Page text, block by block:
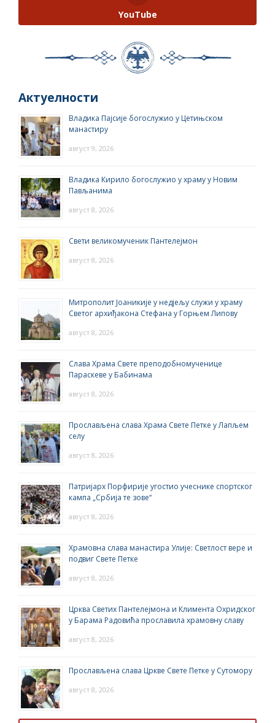
YouTube
Актуелности
Владика Пајсије богослужио у Цетињском
манастиру
август 9, 2026
Владика Кирило богослужио у храму у Новим
Пављанима
август 8, 2026
Свети великомученик Пантелејмон
август 8, 2026
Митрополит Јоаникије у недјељу служи у храму
Светог архиђакона Стефана у Горњем Липову
август 8, 2026
Слава Храма Свете преподобномученице
Параскеве у Бабинама
август 8, 2026
Прослављена слава Храма Свете Петке у Лапљем
селу
август 8, 2026
Патријарх Порфирије угостио учеснике спортског
кампа „Србија те зове“
август 8, 2026
Храмовна слава манастира Улије: Светлост вере и
подвиг Свете Петке
август 8, 2026
Црква Светих Пантелејмона и Климента Охридског
у Барама Радовића прославила храмовну славу
август 8, 2026
Прослављена слава Цркве Свете Петке у Сутомору
август 8, 2026